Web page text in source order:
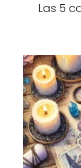
Las 5